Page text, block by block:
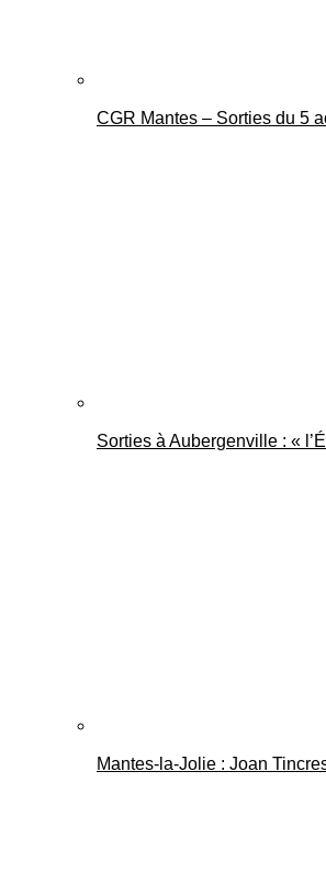
CGR Mantes – Sorties du 5
Sorties à Aubergenville : «
Mantes-la-Jolie : Joan